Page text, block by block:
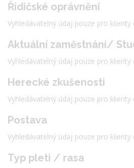
Řidičské oprávnění
Vyhledávatelný údaj pouze pro klienty
Aktuální zaměstnání/
Vyhledávatelný údaj pouze pro klienty
Herecké zkušenosti
Vyhledávatelný údaj pouze pro klienty
Postava
Vyhledávatelný údaj pouze pro klienty
Typ pleti / rasa